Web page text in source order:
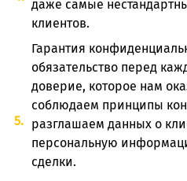
даже самые
клиентов.
Гарантия
обязательство перед
доверие, которое нам
соблюдаем принципы
разглашаем данных о
персональную
сделки.